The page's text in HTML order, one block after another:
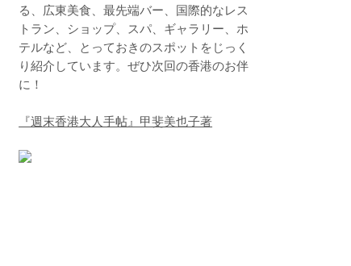
る、広東美食、最先端バー、国際的なレス
トラン、ショップ、スパ、ギャラリー、ホ
テルなど、とっておきのスポットをじっく
り紹介しています。ぜひ次回の香港のお伴
に！
『週末香港大人手帖』甲斐美也子著